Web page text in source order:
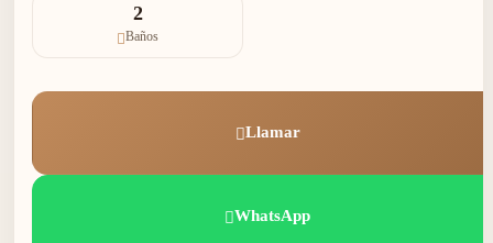
2
Baños
Llamar
WhatsApp